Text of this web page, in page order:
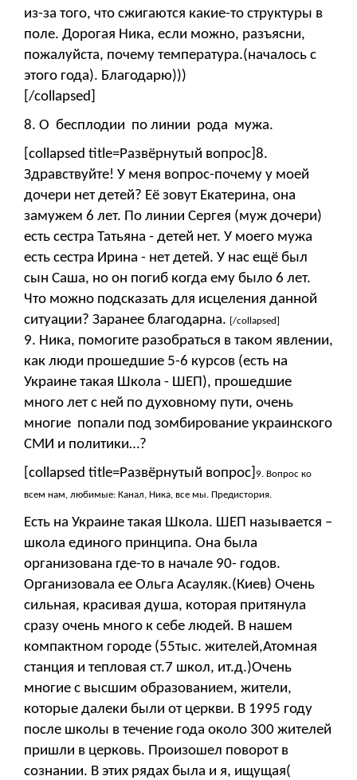
из-за того, что сжигаются какие-то структуры в
поле. Дорогая Ника, если можно, разъясни,
пожалуйста, почему температура.(началось с
этого года). Благодарю)))
[/collapsed]
8. О бесплодии по линии рода мужа.
[collapsed title=Развёрнутый вопрос]8.
Здравствуйте! У меня вопрос-почему у моей
дочери нет детей? Её зовут Екатерина, она
замужем 6 лет. По линии Сергея (муж дочери)
есть сестра Татьяна - детей нет. У моего мужа
есть сестра Ирина - нет детей. У нас ещё был
сын Саша, но он погиб когда ему было 6 лет.
Что можно подсказать для исцеления данной
ситуации? Заранее благодарна. [/collapsed]
9. Ника, помогите разобраться в таком явлении,
как люди прошедшие 5-6 курсов (есть на
Украине такая Школа - ШЕП), прошедшие
много лет с ней по духовному пути, очень
многие попали под зомбирование украинского
СМИ и политики…?
[collapsed title=Развёрнутый вопрос] 9. Вопрос ко
всем нам, любимые: Канал, Ника, все мы. Предистория.
Есть на Украине такая Школа. ШЕП называется –
школа единого принципа. Она была
организована где-то в начале 90- годов.
Организовала ее Ольга Асауляк.(Киев) Очень
сильная, красивая душа, которая притянула
сразу очень много к себе людей. В нашем
компактном городе (55тыс. жителей,Атомная
станция и тепловая ст.7 школ, ит.д.)Очень
многие с высшим образованием, жители,
которые далеки были от церкви. В 1995 году
после школы в течение года около 300 жителей
пришли в церковь. Произошел поворот в
сознании. В этих рядах была и я, ищущая(